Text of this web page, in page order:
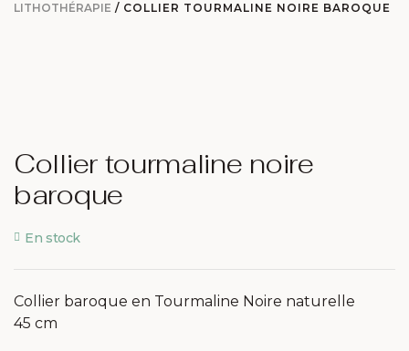
LITHOTHÉRAPIE / COLLIER TOURMALINE NOIRE BAROQUE
Collier tourmaline noire
baroque
En stock
Collier baroque en Tourmaline Noire naturelle
45 cm